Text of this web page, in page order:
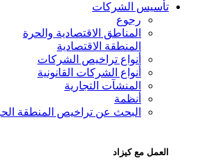
تأسيس الشركات
رجوع
المناطق الاقتصادية والحرة
المنطقة الاقتصادية
أنواع تراخيص الشركات
أنواع الشركات القانونية
المنشآت التجارية
أنظمة
البحث عن تراخيص المنطقة الحرة
العمل مع كيزاد